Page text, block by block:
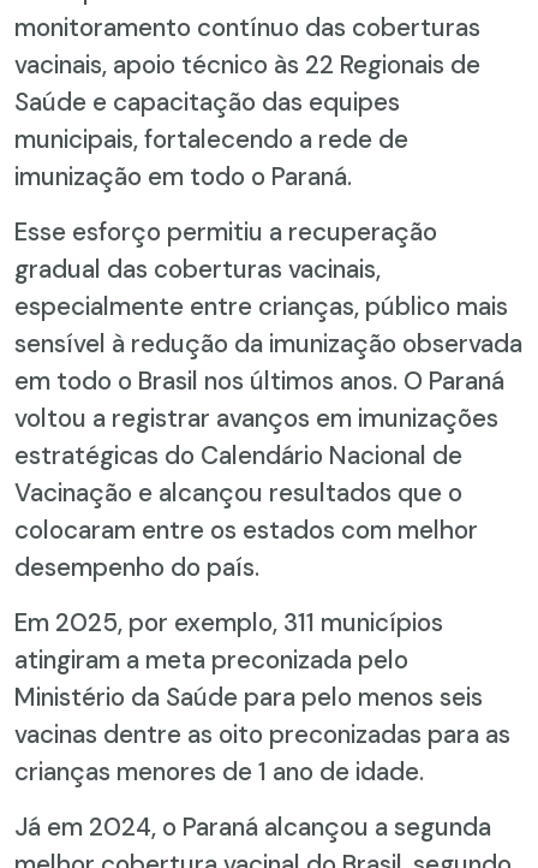
monitoramento contínuo das coberturas
vacinais, apoio técnico às 22 Regionais de
Saúde e capacitação das equipes
municipais, fortalecendo a rede de
imunização em todo o Paraná.
Esse esforço permitiu a recuperação
gradual das coberturas vacinais,
especialmente entre crianças, público mais
sensível à redução da imunização observada
em todo o Brasil nos últimos anos. O Paraná
voltou a registrar avanços em imunizações
estratégicas do Calendário Nacional de
Vacinação e alcançou resultados que o
colocaram entre os estados com melhor
desempenho do país.
Em 2025, por exemplo, 311 municípios
atingiram a meta preconizada pelo
Ministério da Saúde para pelo menos seis
vacinas dentre as oito preconizadas para as
crianças menores de 1 ano de idade.
Já em 2024, o Paraná alcançou a segunda